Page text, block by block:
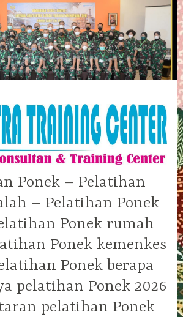
Ponek – Pelatihan
– Pelatihan Ponek
Ponek rumah
Ponek kemenkes
Ponek berapa
pelatihan Ponek 2026
pelatihan Ponek